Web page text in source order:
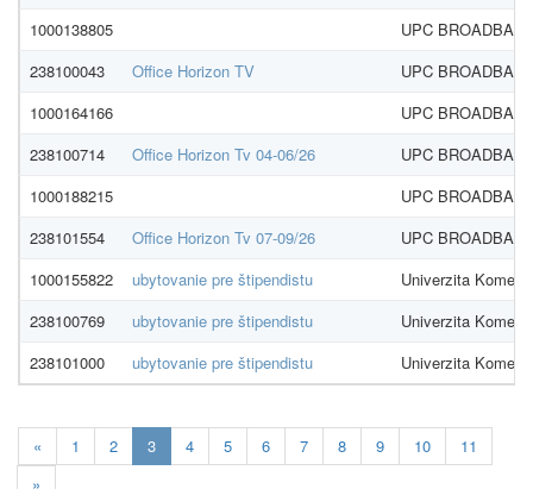
1000138805
UPC
238100043
Office Horizon TV
UPC
1000164166
UPC
238100714
Office Horizon Tv 04-06/26
UPC
1000188215
UPC
238101554
Office Horizon Tv 07-09/26
UPC
1000155822
ubytovanie pre štipendistu
Univerzita
238100769
ubytovanie pre štipendistu
Univerzita
238101000
ubytovanie pre štipendistu Univerzita
« 1 2 3Aktualna-
stranka
4 5 6 7 8 9 10
11
»